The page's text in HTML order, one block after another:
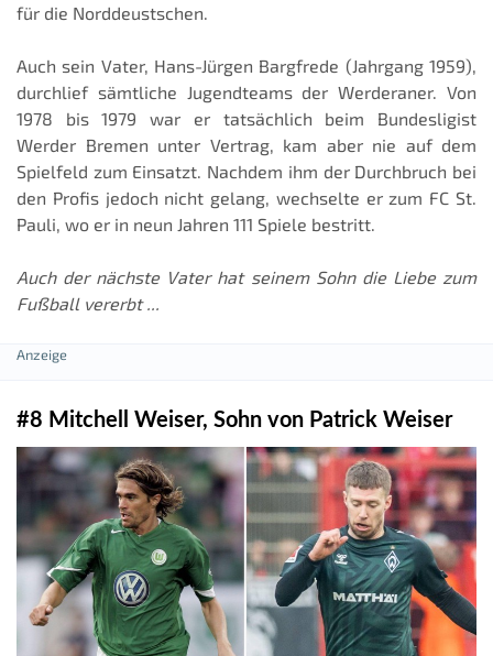
für die Norddeustschen.
Auch sein Vater, Hans-Jürgen Bargfrede (Jahrgang 1959),
durchlief sämtliche Jugendteams der Werderaner. Von
1978 bis 1979 war er tatsächlich beim Bundesligist
Werder Bremen unter Vertrag, kam aber nie auf dem
Spielfeld zum Einsatzt. Nachdem ihm der Durchbruch bei
den Profis jedoch nicht gelang, wechselte er zum FC St.
Pauli, wo er in neun Jahren 111 Spiele bestritt.
Auch der nächste Vater hat seinem Sohn die Liebe zum
Fußball vererbt ...
#8 Mitchell Weiser, Sohn von Patrick Weiser